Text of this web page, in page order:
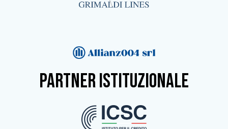
partner istituzionale